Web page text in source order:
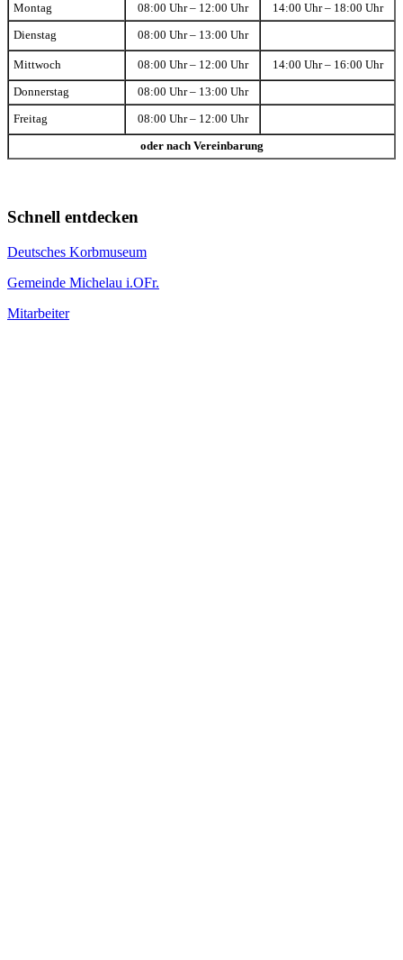
Montag 08:00 Uhr – 12:00 Uhr 14:00 Uhr – 18:00 Uhr
Dienstag 08:00 Uhr – 13:00 Uhr
Mittwoch 08:00 Uhr – 12:00 Uhr 14:00 Uhr – 16:00 Uhr
Donnerstag 08:00 Uhr – 13:00 Uhr
Freitag 08:00 Uhr – 12:00 Uhr
oder nach Vereinbarung
Schnell entdecken
Deutsches Korbmuseum
Gemeinde Michelau i.OFr.
Mitarbeiter